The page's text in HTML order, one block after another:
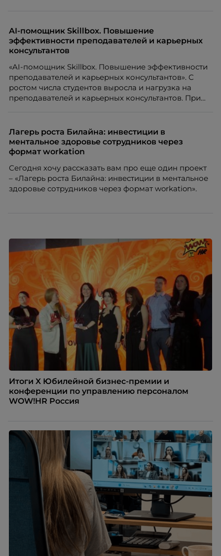
AI-помощник Skillbox. Повышение
эффективности преподавателей и карьерных
консультантов
«AI-помощник Skillbox. Повышение эффективности
преподавателей и карьерных консультантов». С
ростом числа студентов выросла и нагрузка на
преподавателей и карьерных консультантов. При
повысить эффективность сотрудников, ускорить
процессы, сохранить качество поддержки и
масштабироваться без роста команды. Так и
Skillbox.
Лагерь роста Билайна: инвестиции в
ментальное здоровье сотрудников через
формат workation
Сегодня хочу рассказать вам про еще один проект
– «Лагерь роста Билайна: инвестиции в ментальное
здоровье сотрудников через формат workation».
Итоги X Юбилейной бизнес-премии и
конференции по управлению персоналом
WOW!HR Россия